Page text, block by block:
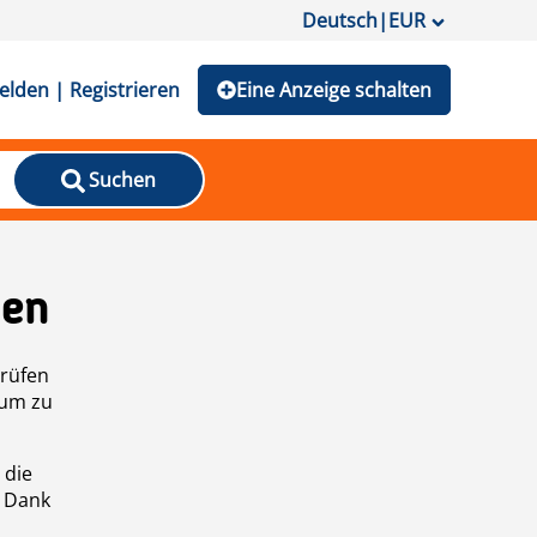
Deutsch|EUR
| Registrieren Eine Anzeige schalten
Suchen
zu
die